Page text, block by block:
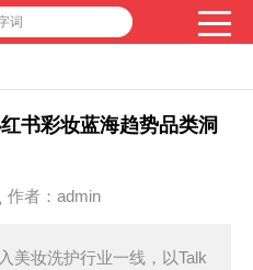
词
书彩妆蓝海趋势品类洞
作者： admin
美妆洗护行业一线，以Talk